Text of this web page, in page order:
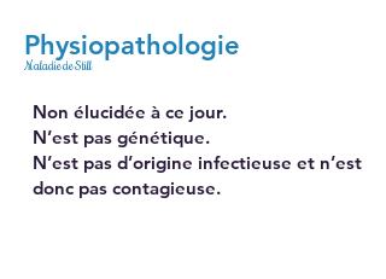
Physiopathologie
Maladie de Still
Non élucidée à ce jour.
N’est pas génétique.
N’est pas d’origine infectieuse et n’est
donc pas contagieuse.